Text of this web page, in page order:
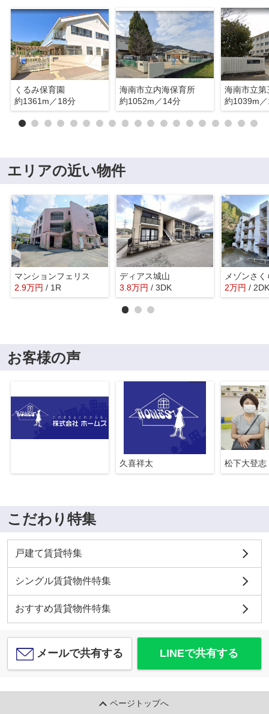
くるみ保育園
約1361m／18分
海南市立内海保育所
約1052m／14分
海南市立第
約1039m
エリアの近い物件
マンションフェリス
2.9万円 / 1R
ディアス城山
3.8万円 / 3DK
メゾンさく
2万円 / 2DK
お客様の声
久喜祥太 松下大登志
こだわり特集
戸建て賃貸特集
シングル賃貸物件特集
おすすめ賃貸物件特集
メールで共有する LINEで共有する
ページトップへ